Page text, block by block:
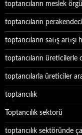
toptancıların meslek
toptancıların
toptancıların satış artışı
toptancıların üreticilerle
toptancılarla üreticiler
toptancılık
Toptancılık sektorü
toptancılık sektöründe